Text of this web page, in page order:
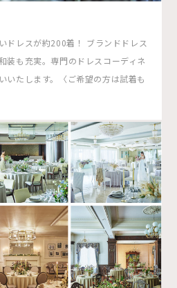
ドレスが約200着！ ブランドドレス
装も充実。専門のドレスコーディネ
いたします。〈ご希望の方は試着も